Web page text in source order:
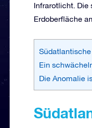
Infrarotlicht. Die
Erdoberfläche
Ein
Die Anomalie